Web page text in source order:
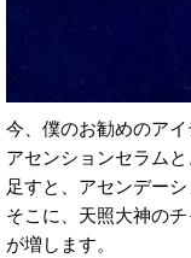
今、僕のお勧めのアイ
アセンションセラム
足すと、アセンデーシ
そこに、天照大神の
が増します。